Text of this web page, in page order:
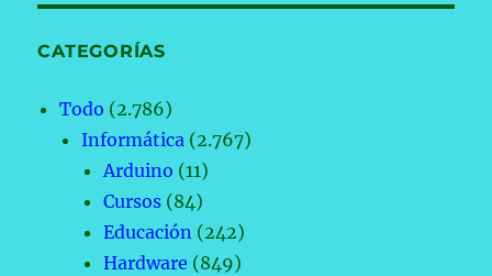
CATEGORÍAS
Todo (2.786)
Informática (2.767)
Arduino (11)
Cursos (84)
Educación (242)
Hardware (849)